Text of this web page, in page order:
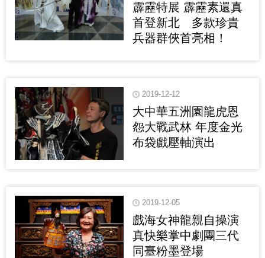
霹靂特展 霹靂素還真
首登新北 多款珍貴
兵器群俠首亮相！
2019-12-12
大中華五洲園龍虎恩
怨大戰武林 年度金光
布袋戲壓軸演出
2019-12-05
戲海女神龍親自操演
真快樂掌中劇團三代
同臺粉墨登場